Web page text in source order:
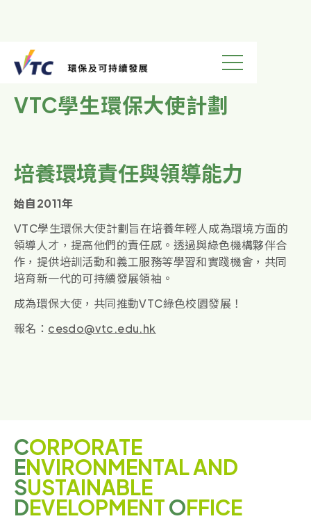
環保教育
VTC學生環保大使計劃
培養環境責任與領導能力
始自2011年
VTC學生環保大使計劃旨在培養年輕人成為環境方面的
領導人才，提高他們的責任感。透過與綠色機構夥伴合
作，提供培訓活動和義工服務等學習和實踐機會，共同
培育新一代的可持續發展領袖。
成為環保大使，共同推動VTC綠色校園發展！
報名： cesdo@vtc.edu.hk
CORPORATE
ENVIRONMENTAL AND
SUSTAINABLE
DEVELOPMENTOFFICE